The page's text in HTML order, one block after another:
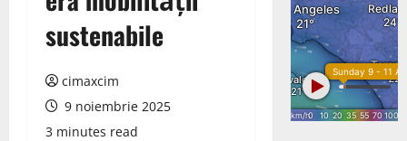
sustenabile
cimaxcim
9 noiembrie 2025
3 minutes read